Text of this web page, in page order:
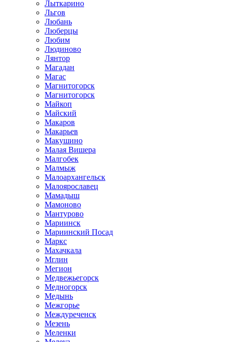
Лыткарино
Льгов
Любань
Люберцы
Любим
Людиново
Лянтор
Магадан
Магас
Магнитогорск
Магнитогорск
Майкоп
Майский
Макаров
Макарьев
Макушино
Малая Вишера
Малгобек
Малмыж
Малоархангельск
Малоярославец
Мамадыш
Мамоново
Мантурово
Мариинск
Мариинский Посад
Маркс
Махачкала
Мглин
Мегион
Медвежьегорск
Медногорск
Медынь
Межгорье
Междуреченск
Мезень
Меленки